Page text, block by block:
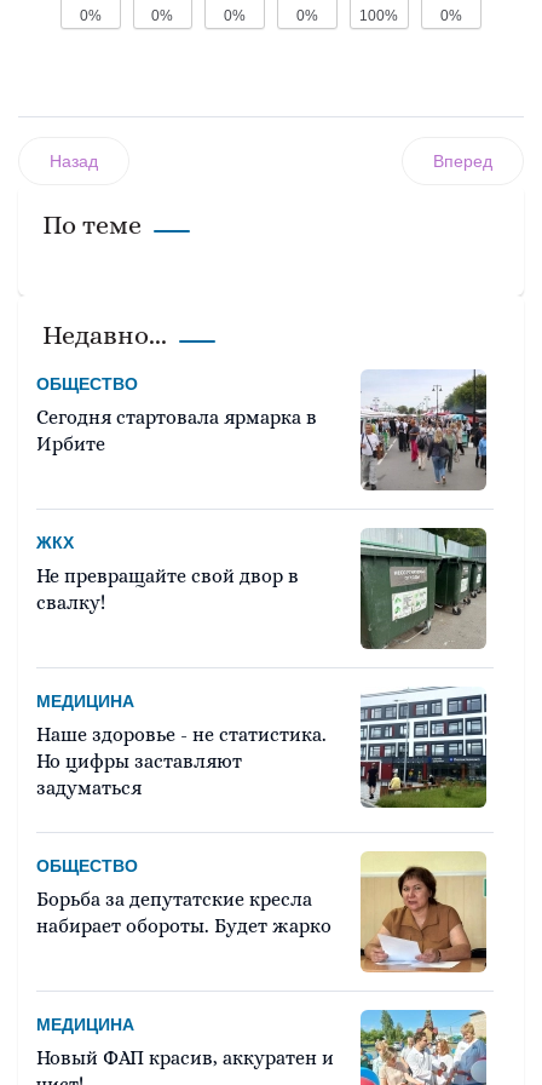
0% 0% 0% 0% 100% 0%
Назад Вперед
По теме
Недавно...
ОБЩЕСТВО
Сегодня стартовала ярмарка в
Ирбите
ЖКХ
Не превращайте свой двор в
свалку!
МЕДИЦИНА
Наше здоровье - не статистика.
Но цифры заставляют
задуматься
ОБЩЕСТВО
Борьба за депутатские кресла
набирает обороты. Будет жарко
МЕДИЦИНА
Новый ФАП красив, аккуратен и